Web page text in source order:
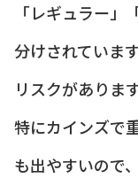
「レギュラー
分けされていま
リスクがあります
特にカインズで
も出やすいので、